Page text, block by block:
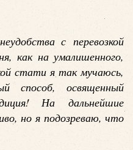
с перевозкой
как на умалишенного,
стати я так мучаюсь,
способ, освященный
На дальнейшие
но я подозреваю, что